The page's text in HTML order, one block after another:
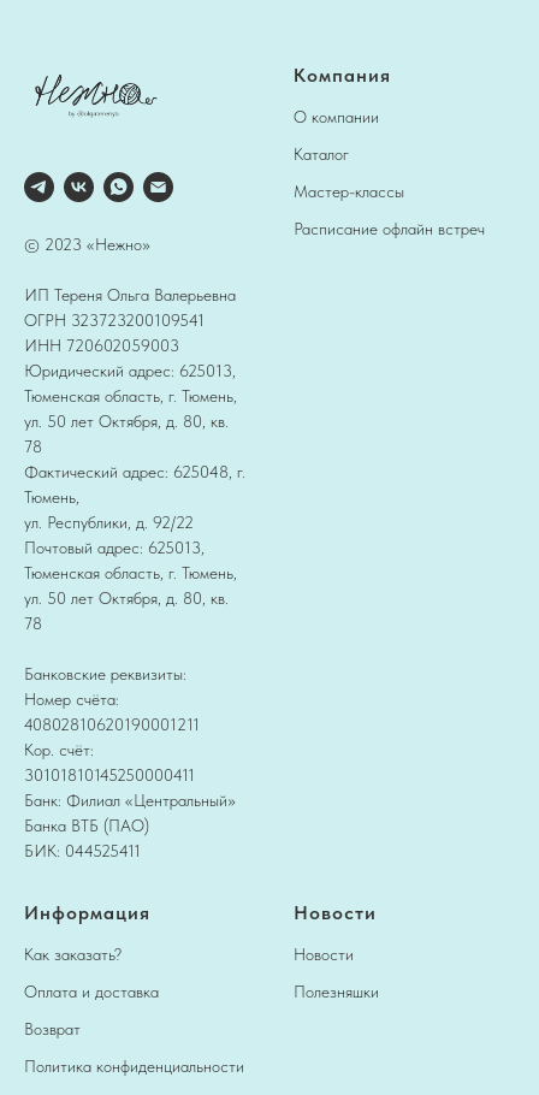
© 2023 «Нежно»
ИП Тереня Ольга Валерьевна
ОГРН 323723200109541
ИНН 720602059003
Юридический адрес: 625013,
Тюменская область, г. Тюмень,
ул. 50 лет Октября, д. 80, кв.
78
Фактический адрес: 625048, г.
Тюмень,
ул. Республики, д. 92/22
Почтовый адрес: 625013,
Тюменская область, г. Тюмень,
ул. 50 лет Октября, д. 80, кв.
78
Банковские реквизиты:
Номер счёта:
40802810620190001211
Кор. счёт:
30101810145250000411
Банк: Филиал «Центральный»
Банка ВТБ (ПАО)
БИК: 044525411
Компания
О компании
Каталог
Мастер-классы
Расписание офлайн встреч
Информация
Как заказать?
Оплата и доставка
Возврат
Политика конфиденциальности
Новости
Новости
Полезняшки